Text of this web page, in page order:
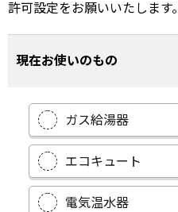
許可設定をお願いいたします。
現在お使いのもの
ガス給湯器
エコキュート
電気温水器